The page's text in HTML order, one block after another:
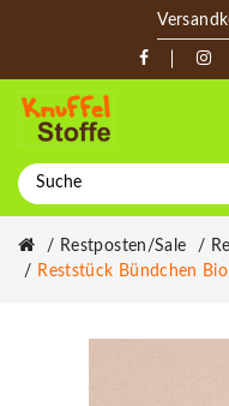
Restposten/Sale
Reststück Bündchen